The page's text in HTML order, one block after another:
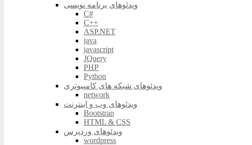
ویدئوهای برنامه نویسی
C#
C++
ASP.NET
java
javascript
JQuery
PHP
Python
ویدئوهای شبکه های کامپیوتری
network
ویدئوهای وب و اینترنت
Bootstrap
HTML & CSS
ویدئوهای وردپرس
wordpress